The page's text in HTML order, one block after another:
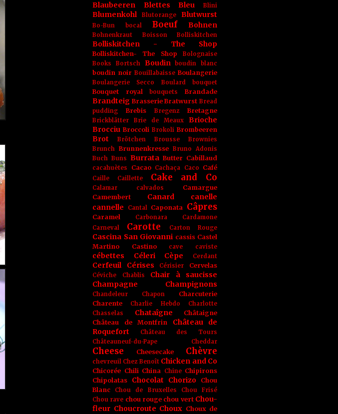
Blaubeeren Blettes Bleu Blini
Blumenkohl Blutorange Blutwurst
Bo-Bun bocal Boeuf Bohnen
Bohnenkraut Boisson Bolliskitchen
Bolliskitchen - The Shop
Bolliskitchen- The Shop
Bolognaise
Books
Bortsch Boudin boudin blanc
boudin noir Bouillabaisse Boulangerie
Boulangerie Secco Boulard bouquet
Bouquet royal bouquets Brandade
Brandteig Brasserie Bratwurst Bread
pudding
Brebis Bregenz Bretagne
Brickblätter Brie de Meaux
Brioche
Brocciu Broccoli Brokoli Brombeeren
Brot Brötchen Brousse
Brownies
Brunch Brunnenkresse Bruno Adonis
Buch Buns Burrata Butter Cabillaud
cacahuètes Cacao Cachaça Caco Café
Caille Caillette Cake and Co
Calamar calvados
Camargue
Camembert
Canard
canelle
cannelle
Cantal Caponata Câpres
Caramel Carbonara
Cardamone
Carneval
Carotte Carton Rouge
Cascina San Giovanni cassis Castel
Martino
Castino cave caviste
cébettes Céleri Cèpe Cerdant
Cerfeuil Cérises Cérisier Cervelas
Céviche Chablis
Chair à saucisse
Champagne
Champignons
Chandeleur Chapon
Charcuterie
Charente
Charlie Hebdo
Charlotte
Chasselas
Chataîgne
Châtaigne
Château de Montfrin
Château de
Roquefort
Château des Tours
Châteauneuf-du-Pape
Cheddar
Cheese Cheesecake Chèvre
chevreuil Chez Benoît Chicken and Co
Chicorée Chili China Chine Chipirons
Chipolatas
Chocolat Chorizo
Chou
Blanc
Chou de Bruxelles
Chou Frisé
Chou rave chou rouge chou vert Chou-
fleur Choucroute Choux Choux de